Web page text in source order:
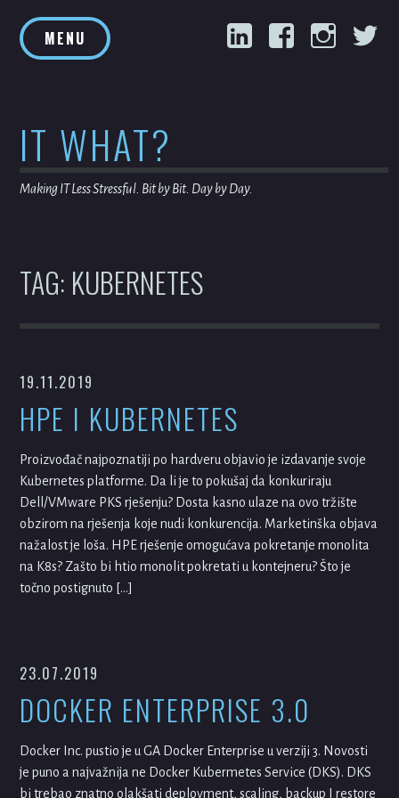
to
content
LinkedInFacebook
MENU
IT WHAT?
Making IT Less Stressful. Bit by Bit. Day by Day.
TAG: KUBERNETES
19.11.2019
HPE I KUBERNETES
Proizvođač najpoznatiji po hardveru objavio je izdavanje svoje
Kubernetes platforme. Da li je to pokušaj da konkuriraju
Dell/VMware PKS rješenju? Dosta kasno ulaze na ovo tržište
obzirom na rješenja koje nudi konkurencija. Marketinška objava
nažalost je loša. HPE rješenje omogućava pokretanje monolita
na K8s? Zašto bi htio monolit pokretati u kontejneru? Što je
točno postignuto […]
23.07.2019
DOCKER ENTERPRISE 3.0
Docker Inc. pustio je u GA Docker Enterprise u verziji 3. Novosti
je puno a najvažnija ne Docker Kubermetes Service (DKS). DKS
bi trebao znatno olakšati deployment, scaling, backup I restore